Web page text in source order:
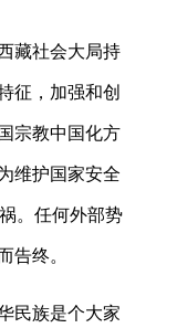
藏社会大局持
征，加强和创
宗教中国化方
维护国家安全
。任何外部势
告终。
民族是个大家